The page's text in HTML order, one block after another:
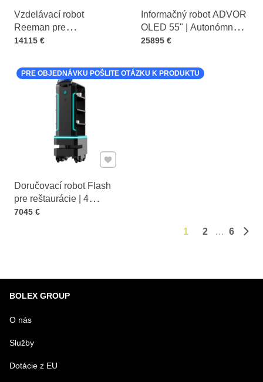
Vzdelávací robot
Reeman pre
programovanie |
nástroj
Cena s DPH
14115 €
Informačný robot ADVOR
OLED 55" | Autonómny
reklamný robot
Cena s DPH
25895 €
Doručovací robot Flash
pre reštaurácie | 4
podnosy, nosnosť 60kg
Cena s DPH
7045 €
PRE OBJEDNÁVKU POŠLITE OTÁZKU K PRODUKTU
Pridať k Obľúbeným
1 2
6
BOLEX GROUP
O nás
Služby
Dotácie z EU